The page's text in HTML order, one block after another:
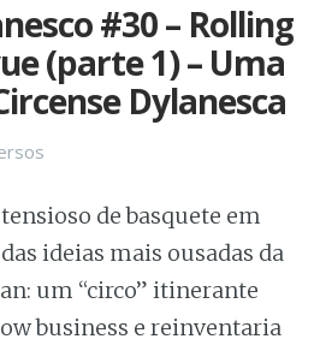
#30 – Rolling
(parte 1) – Uma
Dylanesca
de basquete em
ideias mais ousadas da
um “circo” itinerante
business e reinventaria